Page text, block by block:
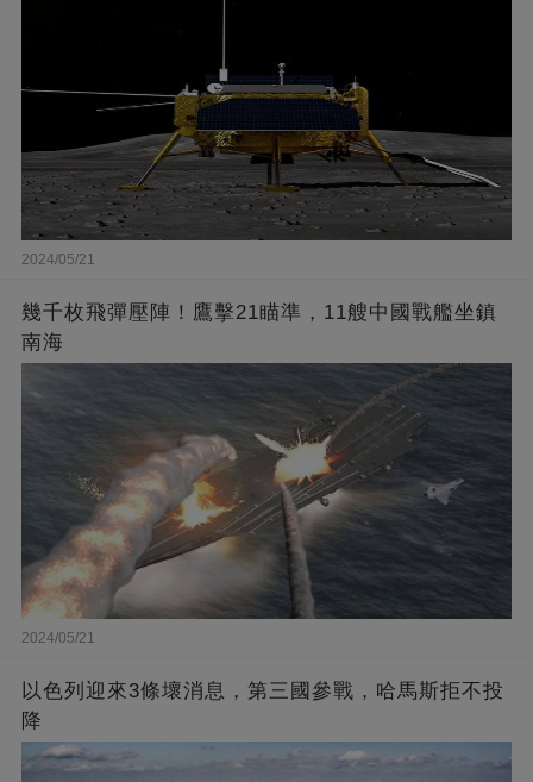
2024/05/21
幾千枚飛彈壓陣！鷹擊21瞄準，11艘中國戰艦坐鎮
南海
2024/05/21
以色列迎來3條壞消息，第三國參戰，哈馬斯拒不投
降